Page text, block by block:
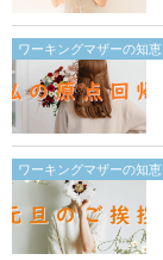
ワーキングマザーの知恵
ワーキングマザーの知恵